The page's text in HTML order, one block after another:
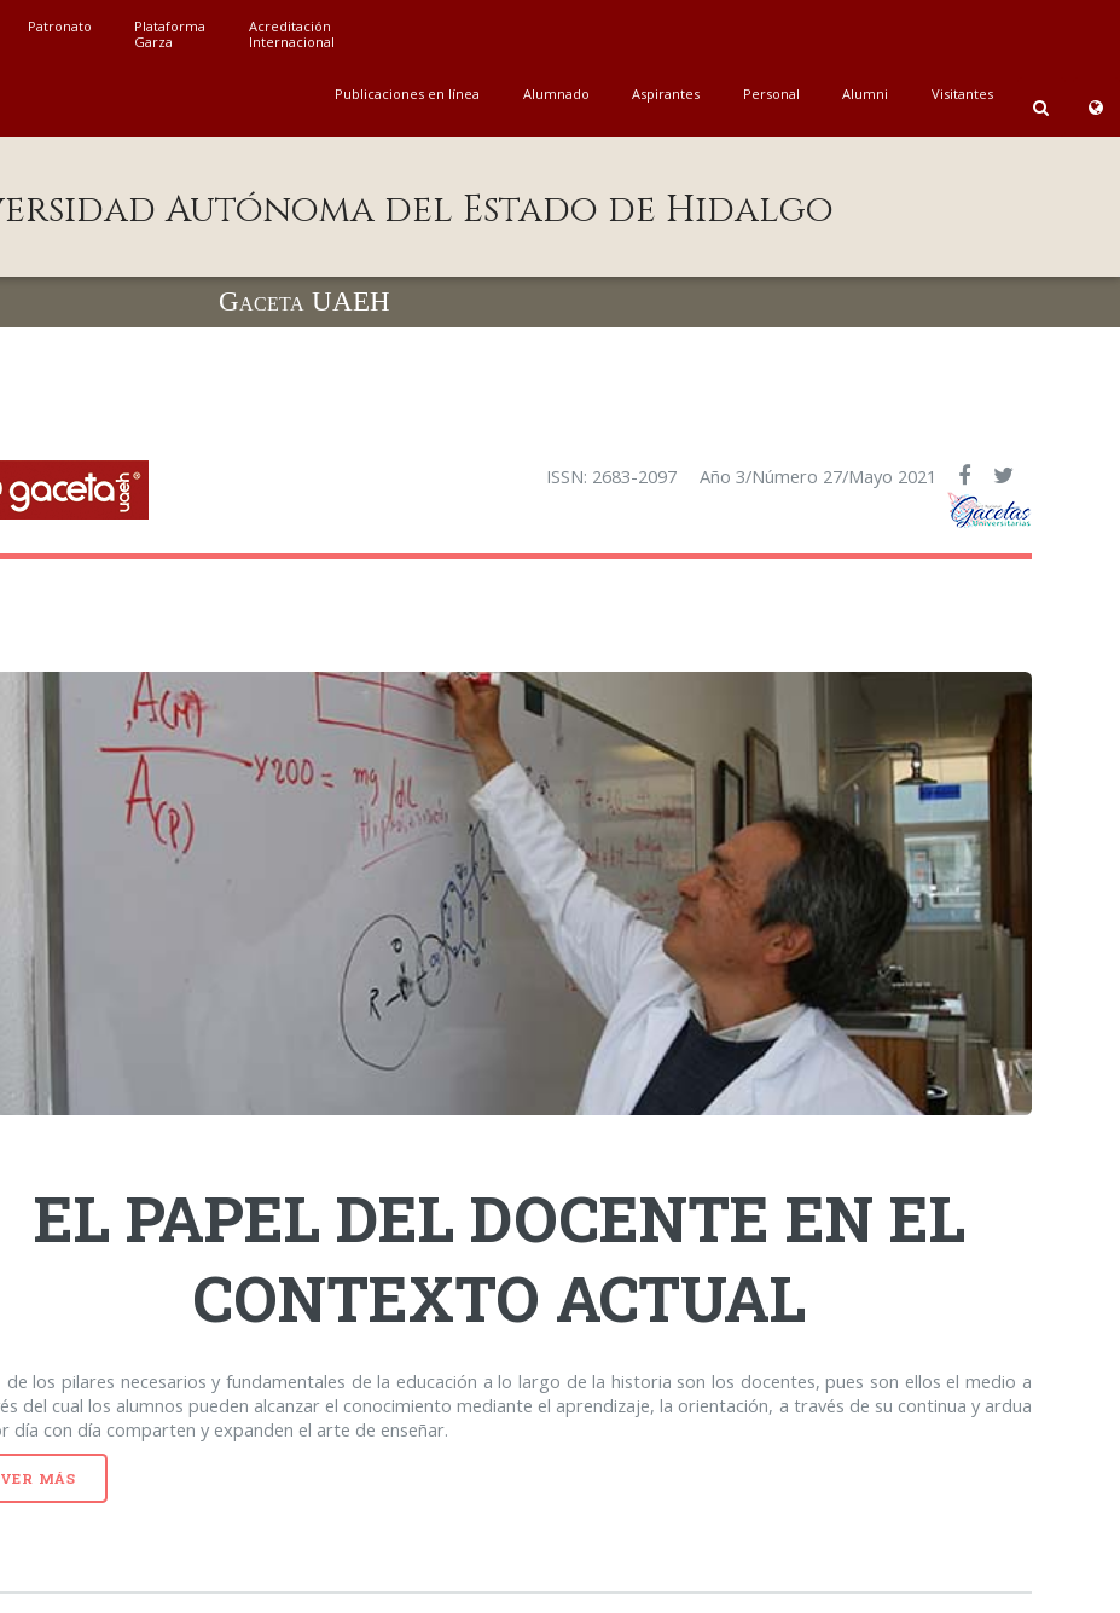
Patronato
Plataforma
Garza
Acreditación
Internacional
Publicaciones en línea Alumnado Aspirantes Personal Alumni Visitantes
Autónoma del Estado de Hidalgo
Gaceta UAEH
ISSN: 2683-2097 Año 3/Número 27/Mayo 2021
EL PAPEL DEL DOCENTE EN EL
CONTEXTO ACTUAL
de los pilares necesarios y fundamentales de la educación a lo largo de la historia son los docentes, pues son ellos el medio a
del cual los alumnos pueden alcanzar el conocimiento mediante el aprendizaje, la orientación, a través de su continua y ardua
día con día comparten y expanden el arte de enseñar.
VER MÁS